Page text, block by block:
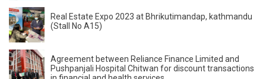
Real Estate Expo 2023 at Bhrikutimandap, kathmandu
(Stall No A15)
Agreement between Reliance Finance Limited and
Pushpanjali Hospital Chitwan for discount transactions